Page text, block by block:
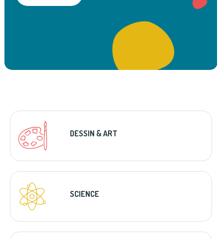
DESSIN & ART
SCIENCE